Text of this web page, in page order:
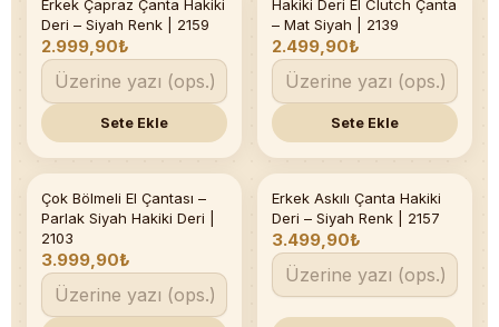
Erkek Çapraz Çanta Hakiki
Deri – Siyah Renk | 2159
2.999,90₺
Sete Ekle
Hakiki Deri El Clutch Çanta
– Mat Siyah | 2139
2.499,90₺
Sete Ekle
Son 1 adet
Çok Bölmeli El Çantası –
Parlak Siyah Hakiki Deri |
2103
3.999,90₺
Erkek Askılı Çanta Hakiki
Deri – Siyah Renk | 2157
3.499,90₺